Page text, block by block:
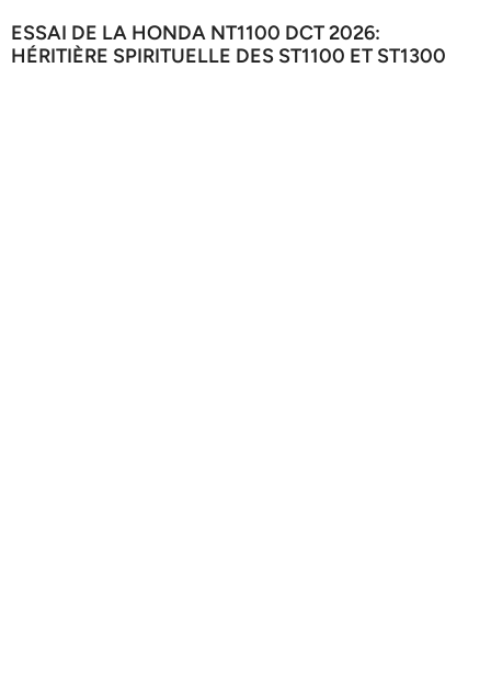
ESSAI DE LA HONDA NT1100 DCT 2026:
HÉRITIÈRE SPIRITUELLE DES ST1100 ET ST1300